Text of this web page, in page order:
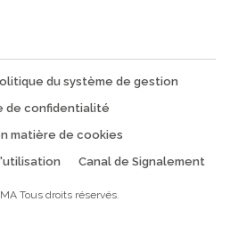
du système de gestion
de confidentialité
matière de cookies
Canal de Signalement
Tous droits réservés.